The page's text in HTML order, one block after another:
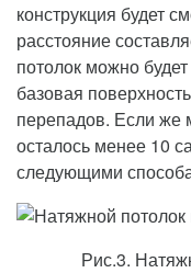
конструкция будет
расстояние
потолок можно
базовая
перепадов. Если же
осталось менее 10
следующими
Рис.3.